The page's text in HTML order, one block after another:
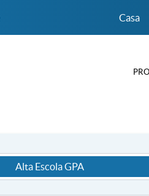
Casa
Alta Escola GPA